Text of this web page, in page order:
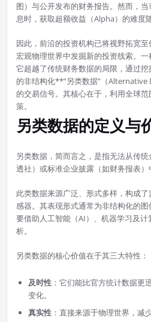
图）与公开发布的财务报告。然而，
息时，获取超额收益（Alpha）的难度
因此，前沿的投资机构已将视野拓宽
宏观物理世界中发掘新的投资线索。一
它超越了传统财务数据的局限，通过
的非结构化**“另类数据”（
的交易信号。其核心在于，利用全球
策。
另类数据的定义与
另类数据，简而言之，是指无法从传
透社）或标准企业披露（如财务报表）
此类数据来源广泛、形式多样，构成
感器。其表现形式通常为非结构化的
要借助人工智能（AI）、机器学习及
析。
另类数据的核心价值在于其三大特性：
及时性：它们能比官方统计数据更
变化。
真实性：直接来源于物理世界，减